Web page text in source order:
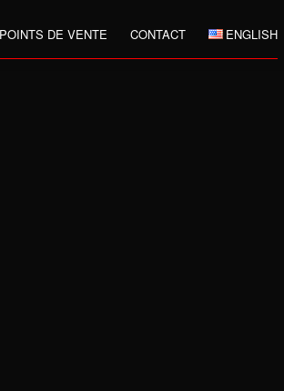
DE VENTE CONTACT ENGLISH